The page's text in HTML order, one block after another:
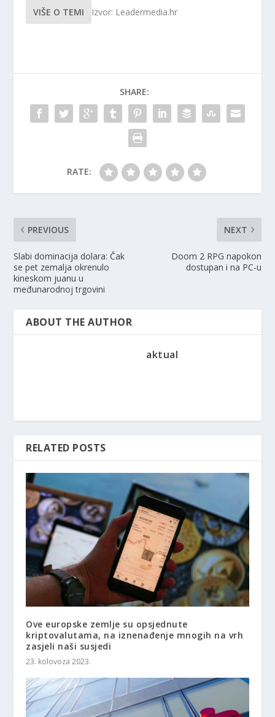
VIŠE O TEMI
Izvor: Leadermedia.hr
SHARE:
RATE:
PREVIOUS
Slabi dominacija dolara: Čak
se pet zemalja okrenulo
kineskom juanu u
međunarodnoj trgovini
NEXT
Doom 2 RPG napokon
dostupan i na PC-u
ABOUT THE AUTHOR
aktual
RELATED POSTS
Ove europske zemlje su opsjednute
kriptovalutama, na iznenađenje mnogih na vrh
zasjeli naši susjedi
23. kolovoza 2023.